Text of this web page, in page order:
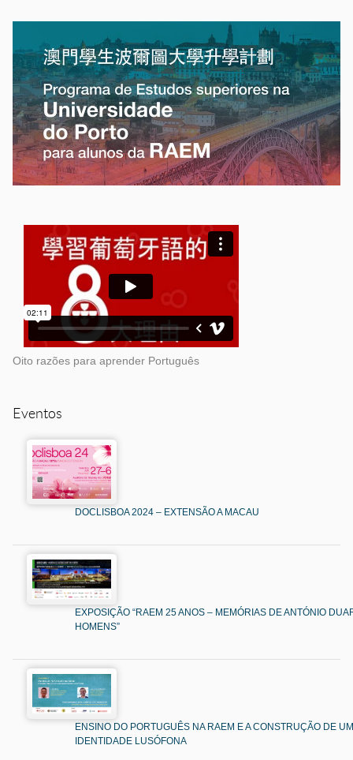
Oito razões para aprender Português
Eventos
DOCLISBOA 2024 – EXTENSÃO A MACAU
EXPOSIÇÃO “RAEM 25 ANOS – MEMÓRIAS DE ANTÓNIO
HOMENS”
ENSINO DO PORTUGUÊS NA RAEM E A CONSTRUÇÃO DE
IDENTIDADE LUSÓFONA